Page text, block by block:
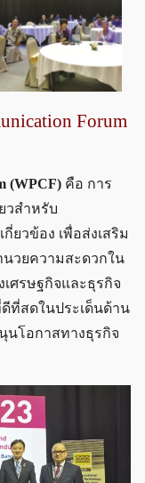
Forum
(WPCF) คือ การ
วสำหรับ
ยวข้อง เพื่อส่งเสริม
วยความสะดวกใน
ศรษฐกิจและธุรกิจ
ที่สดในประเด็นด้าน
นโอกาสทางธุรกิจ